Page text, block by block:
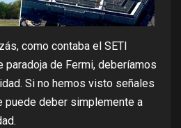
como contaba el SETI
paradoja de Fermi, deberíamos
Si no hemos visto señales
puede deber simplemente a